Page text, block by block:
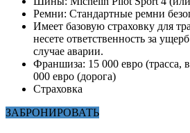
Ремни: Стандартные ремни
Имеет базовую страховку для
несете ответственность за
случае аварии.
Франшиза: 15 000 евро (трасса,
000 евро (дорога)
Страховка
ЗАБРОНИРОВАТЬ